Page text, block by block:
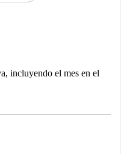
incluyendo el mes en el